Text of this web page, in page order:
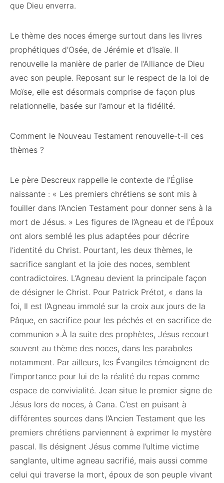
que Dieu enverra.
Le thème des noces émerge surtout dans les livres
prophétiques d’Osée, de Jérémie et d’Isaïe. Il
renouvelle la manière de parler de l’Alliance de Dieu
avec son peuple. Reposant sur le respect de la loi de
Moïse, elle est désormais comprise de façon plus
relationnelle, basée sur l’amour et la fidélité.
Comment le Nouveau Testament renouvelle-t-il ces
thèmes ?
Le père Descreux rappelle le contexte de l’Église
naissante : « Les premiers chrétiens se sont mis à
fouiller dans l’Ancien Testament pour donner sens à la
mort de Jésus. » Les figures de l’Agneau et de l’Époux
ont alors semblé les plus adaptées pour décrire
l’identité du Christ. Pourtant, les deux thèmes, le
sacrifice sanglant et la joie des noces, semblent
contradictoires. L’Agneau devient la principale façon
de désigner le Christ. Pour Patrick Prétot, « dans la
foi, Il est l’Agneau immolé sur la croix aux jours de la
Pâque, en sacrifice pour les péchés et en sacrifice de
communion ».À la suite des prophètes, Jésus recourt
souvent au thème des noces, dans les paraboles
notamment. Par ailleurs, les Évangiles témoignent de
l’importance pour lui de la réalité du repas comme
espace de convivialité. Jean situe le premier signe de
Jésus lors de noces, à Cana. C’est en puisant à
différentes sources dans l’Ancien Testament que les
premiers chrétiens parviennent à exprimer le mystère
pascal. Ils désignent Jésus comme l’ultime victime
sanglante, ultime agneau sacrifié, mais aussi comme
celui qui traverse la mort, époux de son peuple vivant